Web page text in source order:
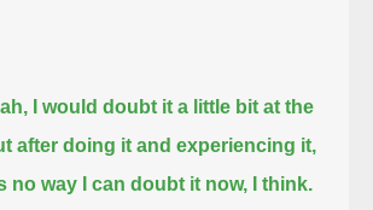
I would doubt it a little bit at the
after doing it and experiencing it,
no way I can doubt it now, I think.